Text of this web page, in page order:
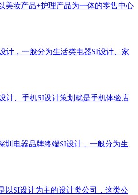
美妆产品+护理产品为一体的零售中心
计，一般分为生活类电器SI设计、家
计、手机SI设计策划就是手机体验店
圳电器品牌终端SI设计，一般分为生
以SI设计为主的设计类公司，这类公